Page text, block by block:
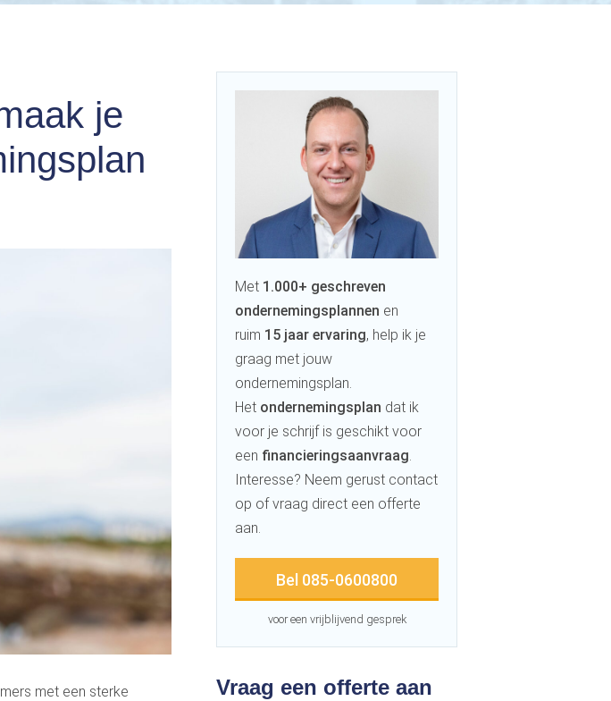
je
met een sterke
Met 1.000+ geschreven
ondernemingsplannen en
ruim 15 jaar ervaring, help ik je
graag met jouw
ondernemingsplan.
Het ondernemingsplan dat ik
voor je schrijf is geschikt voor
een financieringsaanvraag.
Interesse? Neem gerust contact
op of vraag direct een offerte
aan.
Bel 085-0600800
voor een vrijblijvend gesprek
Vraag een offerte aan